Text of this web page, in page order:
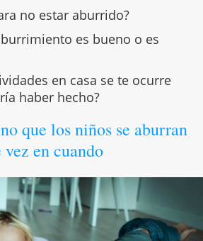
no estar aburrido?
es bueno o es
en casa se te ocurre
haber hecho?
que los niños se aburran
vez en cuando